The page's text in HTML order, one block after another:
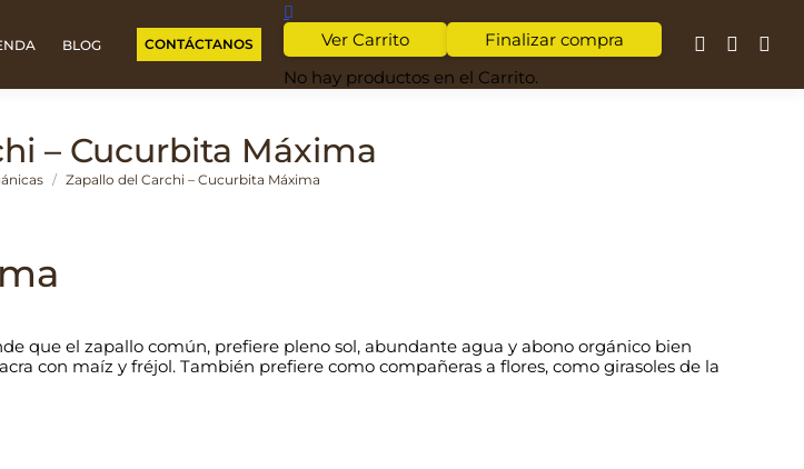
BLOG CONTÁCTANOS Ver Carrito
Finalizar compra
No hay productos en el Carrito.
Facebook
pagepagepage
– Cucurbita Máxima
Zapallo del Carchi – Cucurbita Máxima
que el zapallo común, prefiere pleno sol, abundante agua y abono orgánico bien
con maíz y fréjol. También prefiere como compañeras a flores, como girasoles de la